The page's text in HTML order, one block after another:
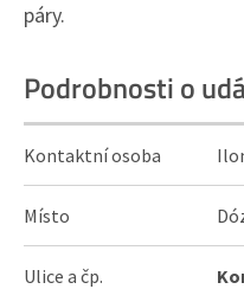
páry.
Podrobnosti o
Kontaktní osoba
Místo
Ulice a čp.